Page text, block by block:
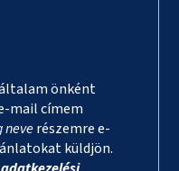
önként
mail címem
neverészemre e-
küldjön.